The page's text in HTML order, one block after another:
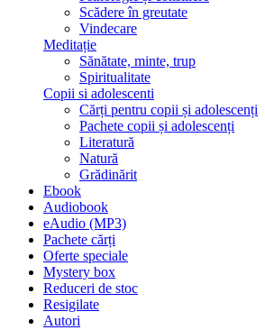
Scădere în greutate
Vindecare
Meditație
Sănătate, minte, trup
Spiritualitate
Copii si adolescenti
Cărți pentru copii și adolescenți
Pachete copii și adolescenți
Literatură
Natură
Grădinărit
Ebook
Audiobook
eAudio (MP3)
Pachete cărți
Oferte speciale
Mystery box
Reduceri de stoc
Resigilate
Autori